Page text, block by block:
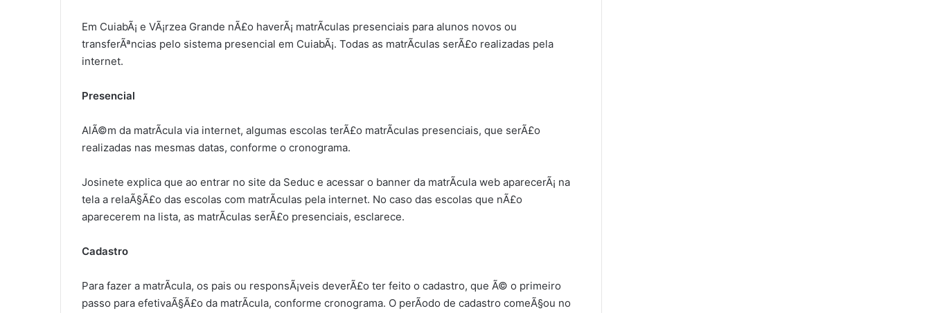
Em CuiabÃ¡ e VÃ¡rzea Grande nÃ£o haverÃ¡ matrÃ­culas presenciais para alunos novos ou
transferÃªncias pelo sistema presencial em CuiabÃ¡. Todas as matrÃ­culas serÃ£o realizadas pela
internet.
Presencial
AlÃ©m da matrÃ­cula via internet, algumas escolas terÃ£o matrÃ­culas presenciais, que serÃ£o
realizadas nas mesmas datas, conforme o cronograma.
Josinete explica que ao entrar no site da Seduc e acessar o banner da matrÃ­cula web aparecerÃ¡ na
tela a relaÃ§Ã£o das escolas com matrÃ­culas pela internet. No caso das escolas que nÃ£o
aparecerem na lista, as matrÃ­culas serÃ£o presenciais, esclarece.
Cadastro
Para fazer a matrÃ­cula, os pais ou responsÃ¡veis deverÃ£o ter feito o cadastro, que Ã© o primeiro
passo para efetivaÃ§Ã£o da matrÃ­cula, conforme cronograma. O perÃ­odo de cadastro comeÃ§ou no